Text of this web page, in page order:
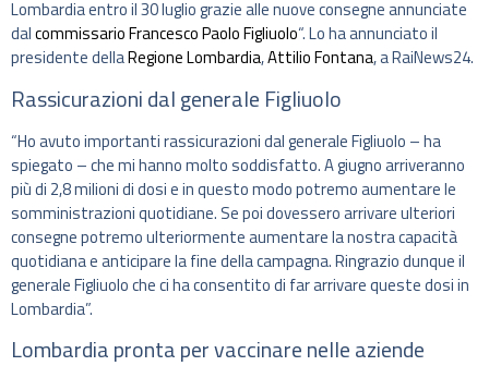
Lombardia entro il 30 luglio grazie alle nuove consegne annunciate
dalcommissario Francesco Paolo Figliuolo“. Lo ha annunciato il
presidente dellaRegione Lombardia,Attilio Fontana, a RaiNews24.
Rassicurazioni dal generale Figliuolo
“Ho avuto importanti rassicurazioni dal generale Figliuolo – ha
spiegato – che mi hanno molto soddisfatto. A giugno arriveranno
più di 2,8 milioni di dosi e in questo modo potremo aumentare le
somministrazioni quotidiane. Se poi dovessero arrivare ulteriori
consegne potremo ulteriormente aumentare la nostra capacità
quotidiana e anticipare la fine della campagna. Ringrazio dunque il
generale Figliuolo che ci ha consentito di far arrivare queste dosi in
Lombardia”.
Lombardia pronta per vaccinare nelle aziende